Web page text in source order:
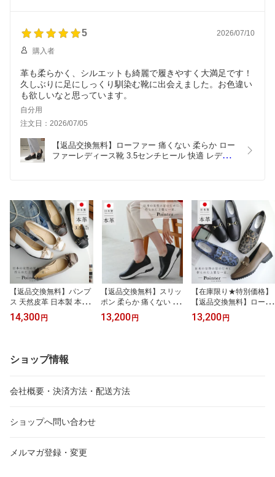
5 2026/07/10
購入者
革も柔らかく、シルエットも綺麗で履きやすく大満足です！
久しぶりに足にしっくり馴染む靴に出会えました。お色違い
も欲しいなと思っています。
自分用
注文日：2026/07/05
【返品交換無料】ローファー 痛くない 柔らか ロー
ファーレディース靴 3.5センチヒール 快適 レディ
【返品交換無料】パンプ
ス 天然皮革 日本製 本革
リボン付き スクエアトゥ
パンプス 3.5センチヒー
ブラック グレー ブラウ
ン 22.0 24.5 抗菌 消臭 履
ゥ Ms. Jeune ミズ ジュ
ーヌ
14,300円
【返品交換無料】スリッ
ポン 柔らか 痛くない 本
革スリッポン 日本製 天
然皮革 4.5センチヒール
イカラー クッション 抗
菌 消臭
13,200円
【在庫限り★特別価格】
【返品交換無料】ローフ
ァー 天然皮革 日本製 本
革 ビット付きローファー
13,200円
ショップ情報
会社概要・決済方法・配送方法
ショップへ問い合わせ
メルマガ登録・変更